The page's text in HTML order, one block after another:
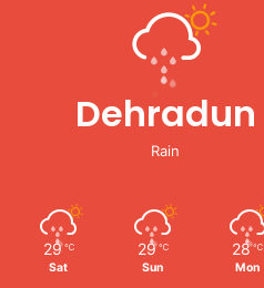
Dehradun
Rain
29 ℃
Sat
29 ℃
Sun
28 ℃
Mon